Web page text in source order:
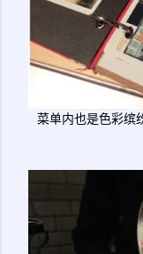
菜单内也是色彩缤